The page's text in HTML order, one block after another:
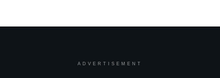
ADVERTISEMENT